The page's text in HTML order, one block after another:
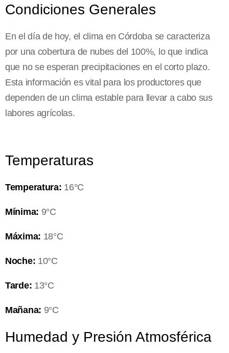
Condiciones Generales
En el día de hoy, el clima en Córdoba se caracteriza
por una cobertura de nubes del 100%, lo que indica
que no se esperan precipitaciones en el corto plazo.
Esta información es vital para los productores que
dependen de un clima estable para llevar a cabo sus
labores agrícolas.
Temperaturas
Temperatura: 16°C
Mínima: 9°C
Máxima: 18°C
Noche: 10°C
Tarde: 13°C
Mañana: 9°C
Humedad y Presión Atmosférica